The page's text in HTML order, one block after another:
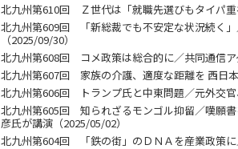
北九州第610回 Ｚ世代は「就職先選びもタイパ
北九州第609回 「新総裁でも不安定な状況続く
（2025/09/30）
北九州第608回 コメ政策は総合的に／共同通信ア
北九州第607回 家族の介護、適度な距離を 西日
北九州第606回 トランプ氏と中東問題／元外交官
北九州第605回 知られざるモンゴル抑留／嘆願
彦氏が講演（2025/05/02）
北九州第604回 「鉄の街」のＤＮＡを産業政策に